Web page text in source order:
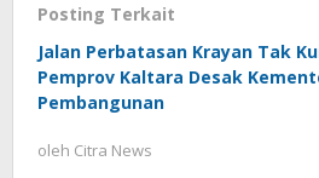
Posting Terkait
Jalan Perbatasan Krayan Tak
Pemprov Kaltara Desak
Pembangunan
oleh Citra News